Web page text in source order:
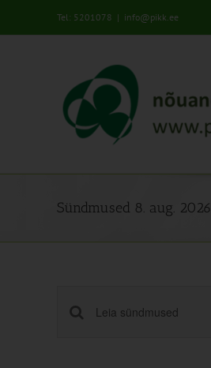
Tel: 5201078 | info@pikk.ee
Sündmused 8. aug. 2026
Sündmused
Enter